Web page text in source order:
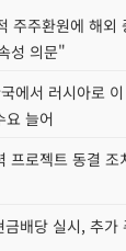
주주환원에 해외
성 의문"
에서 러시아로 이
늘어
프로젝트 동결 조
배당 실시, 추가